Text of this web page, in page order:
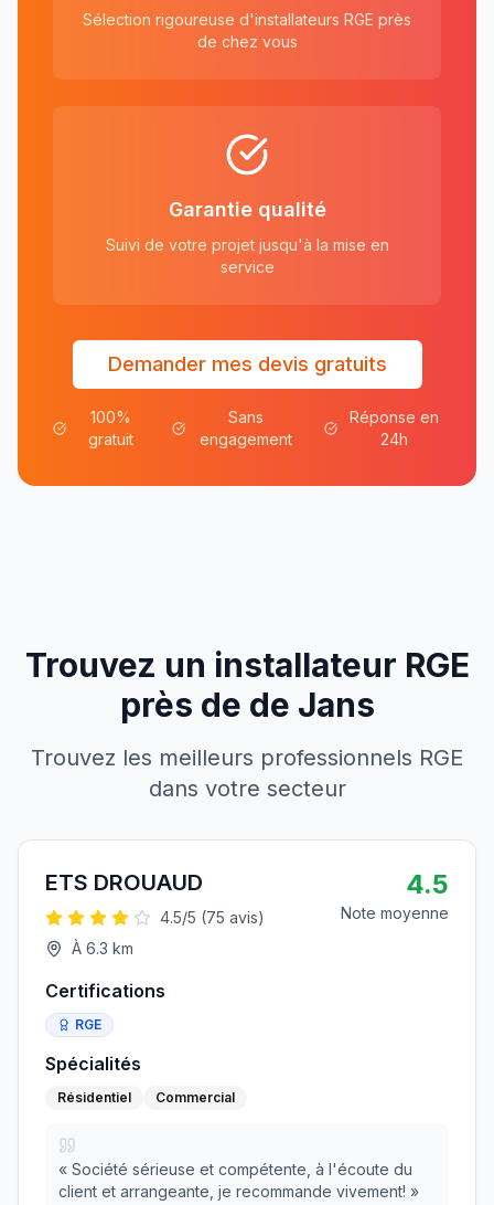
Sélection rigoureuse d'installateurs RGE près
de chez vous
Garantie qualité
Suivi de votre projet jusqu'à la mise en
service
Demander mes devis gratuits
100%
gratuit
Sans
engagement
Réponse en
24h
Trouvez un installateur RGE
près de de Jans
Trouvez les meilleurs professionnels RGE
dans votre secteur
ETS DROUAUD
4.5/5 (75 avis)
À 6.3 km
4.5
Note moyenne
Certifications
RGE
Spécialités
Résidentiel Commercial
« Société sérieuse et compétente, à l'écoute du
client et arrangeante, je recommande vivement! »